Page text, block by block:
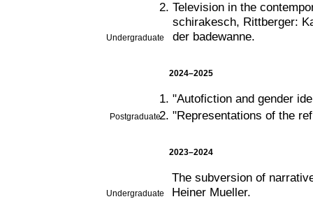
Undergraduate
Television in the
schirakesch, Rittberger:
der badewanne.
2024–2025
Postgraduate
"Autofiction and gender
"Representations of the
2023–2024
Undergraduate
The subversion of
Heiner Mueller.